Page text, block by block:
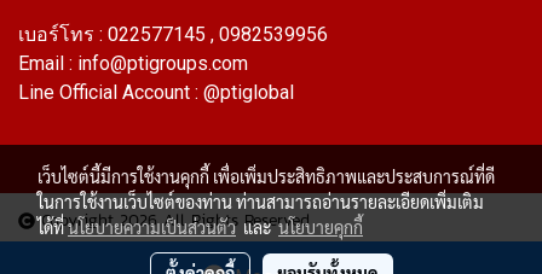
เบอร์โทร : 022577145 , 0982539956
Email : info@ptigroups.com
Line Official Account : @ptiglobal
Copyright 2026 All Rights Reserved
ผู้เข้าชมวันนี้
เว็บไซต์นี้มีการใช้งานคุกกี้ เพื่อเพิ่มประสิทธิภาพและประสบการณ์ที่ดี
ในการใช้งานเว็บไซต์ของท่าน ท่านสามารถอ่านรายละเอียดเพิ่มเติม
ได้ที่นโยบายความเป็นส่วนตัวและนโยบายคุกกี้